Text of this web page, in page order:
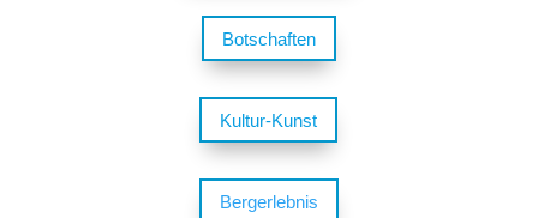
Botschaften
Kultur-Kunst
Bergerlebnis